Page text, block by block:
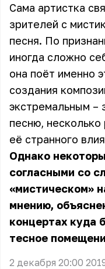
Сама артистка
зрителей с
песня. По
иногда сложно
она поёт именно
создания
экстремальным –
песню, несколько
её странного
Однако
согласными со
«мистическом»
мнению,
концертах куда
тесное
2 декабря 20:00